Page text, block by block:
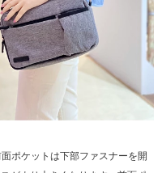
ポケットは下部ファスナーを開